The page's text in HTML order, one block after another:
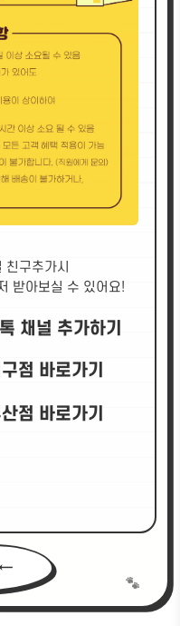
친구추가시
받아보실 수 있어요!
채널 추가하기
점 바로가기
점 바로가기